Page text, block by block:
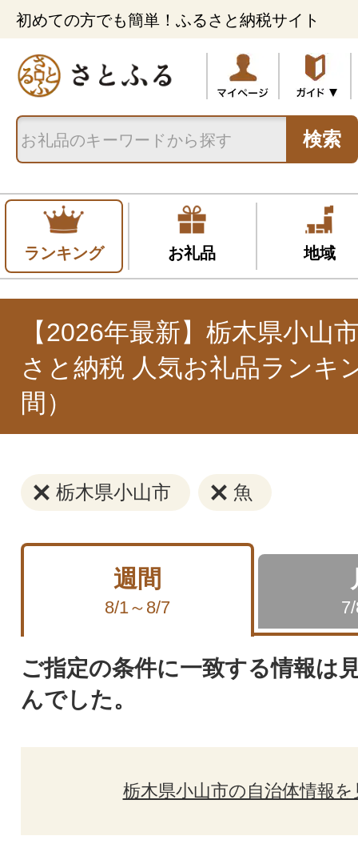
初めての方でも簡単！ふるさと納税サイト
検索
ランキング お礼品 地域
【2026年最新】栃木県小山
さと納税 人気お礼品ランキ
間）
栃木県小山市 魚
週間
8/1～8/7
ご指定の条件に一致する情報は
んでした。
栃木県小山市の自治体情報を